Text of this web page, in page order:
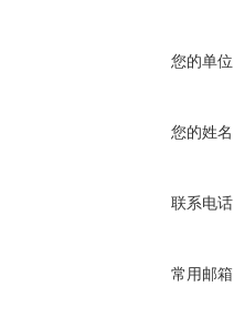
您的单
您的姓
联系电
常用邮